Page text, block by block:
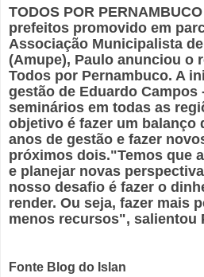
TODOS POR
prefeitos promovido em
Associação Municipalista
(Amupe), Paulo anunciou o
Todos por Pernambuco. A
gestão de Eduardo Campos
seminários em todas as
objetivo é fazer um balanço
anos de gestão e fazer
próximos dois."Temos que
e planejar novas
nosso desafio é fazer o
render. Ou seja, fazer mais
menos recursos", salientou
Fonte Blog do Islan